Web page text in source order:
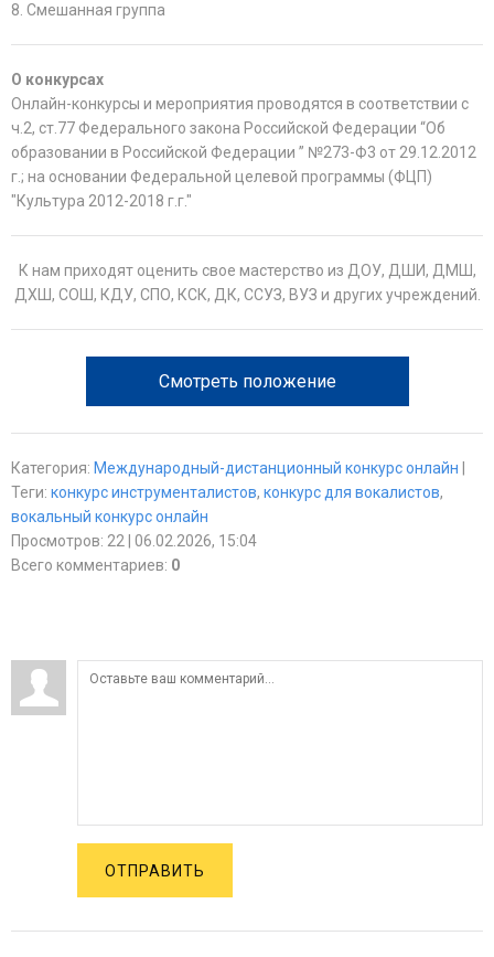
8. Смешанная группа
О конкурсах
Онлайн-конкурсы и мероприятия проводятся в соответствии с
ч.2, ст.77 Федерального закона Российской Федерации “Об
образовании в Российской Федерации ” №273-Ф3 от 29.12.2012
г.; на основании Федеральной целевой программы (ФЦП)
"Культура 2012-2018 г.г."
К нам приходят оценить свое мастерство из ДОУ, ДШИ, ДМШ,
ДХШ, СОШ, КДУ, СПО, КСК, ДК, ССУЗ, ВУЗ и других учреждений.
Смотреть положение
Категория: Международный-дистанционный конкурс онлайн
Теги: конкурс инструменталистов, конкурс для вокалистов,
вокальный конкурс онлайн
Просмотров: 22 | 06.02.2026, 15:04
Всего комментариев: 0
ОТПРАВИТЬ